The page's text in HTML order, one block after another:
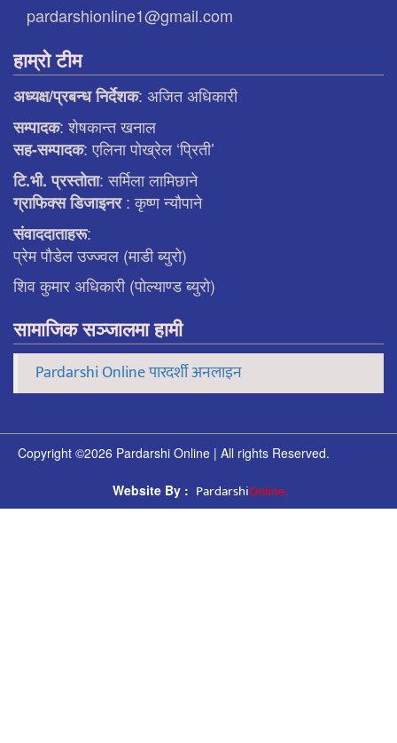
pardarshionline1@gmail.com
हाम्रो टीम
अध्यक्ष/प्रबन्ध निर्देशक: अजित अधिकारी
सम्पादक: शेषकान्त खनाल
सह-सम्पादक: एलिना पाेख्रेल ‘प्रिती’
टि.भी. प्रस्ताेता: सर्मिला लामिछाने
ग्राफिक्स डिजाइनर: कृष्ण न्याैपाने
संवाददाताहरू:
प्रेम पौडेल उज्ज्वल (माडी ब्युरो)
शिव कुमार अधिकारी (पोल्याण्ड ब्युरो)
सामाजिक सञ्जालमा हामी
Pardarshi Online पारदर्शी अनलाइन
Copyright ©2026 Pardarshi Online | All rights Reserved.
Website By : PardarshiOnline.